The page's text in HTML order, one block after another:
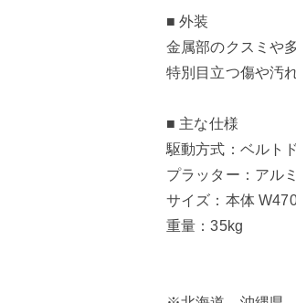
■ 外装
金属部のクスミや
特別目立つ傷や汚
■ 主な仕様
駆動方式：ベルト
プラッター：アル
サイズ：本体
重量：35kg